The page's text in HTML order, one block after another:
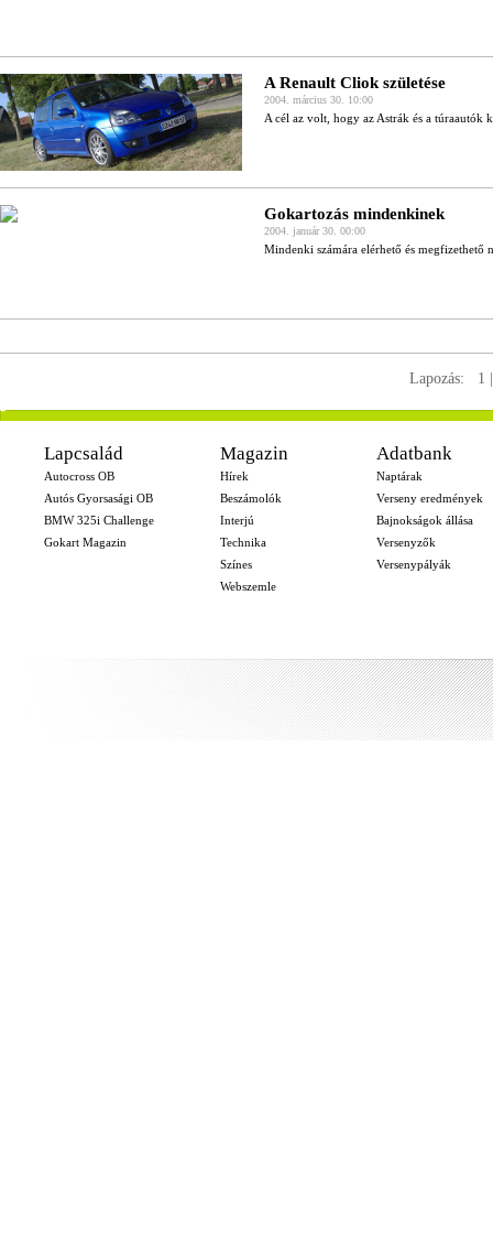
A Renault Cliok születése
2004. március 30. 10:00
A cél az volt, hogy az Astrák és a túraautók
Gokartozás mindenkinek
2004. január 30. 00:00
Mindenki számára elérhető és megfizethető
Lapozás: 1
-
Lapcsalád
Autocross OB
Autós Gyorsasági OB
BMW 325i Challenge
Gokart Magazin
Magazin
Hírek
Beszámolók
Interjú
Technika
Színes
Webszemle
Adatbank
Naptárak
Verseny eredmények
Bajnokságok állása
Versenyzők
Versenypályák